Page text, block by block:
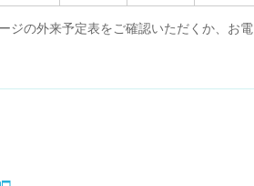
ジの外来予定表をご確認いただくか、お電